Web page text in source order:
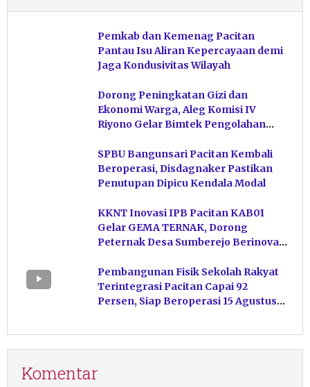
Pemkab dan Kemenag Pacitan
Pantau Isu Aliran Kepercayaan demi
Jaga Kondusivitas Wilayah
Dorong Peningkatan Gizi dan
Ekonomi Warga, Aleg Komisi IV
Riyono Gelar Bimtek Pengolahan
SPBU Bangunsari Pacitan Kembali
Beroperasi, Disdagnaker Pastikan
Penutupan Dipicu Kendala Modal
KKNT Inovasi IPB Pacitan KAB01
Gelar GEMA TERNAK, Dorong
Peternak Desa Sumberejo Berinovasi
Pembangunan Fisik Sekolah Rakyat
Terintegrasi Pacitan Capai 92
Persen, Siap Beroperasi 15 Agustus
Komentar